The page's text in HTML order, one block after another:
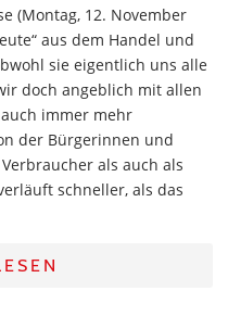
(Montag, 12. November
aus dem Handel und
sie eigentlich uns alle
doch angeblich mit allen
immer mehr
der Bürgerinnen und
als auch als
schneller, als das